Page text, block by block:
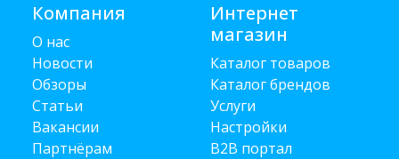
Компания
О нас
Новости
Обзоры
Статьи
Вакансии
Партнёрам
Интернет
магазин
Каталог товаров
Каталог брендов
Услуги
Настройки
B2B портал